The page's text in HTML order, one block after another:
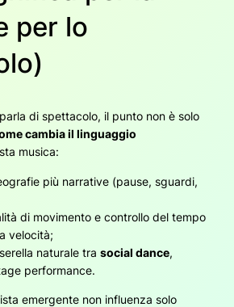
per lo
di spettacolo, il punto non è solo
cambia il linguaggio
musica:
più narrative (pause, sguardi,
di movimento e controllo del tempo
velocità;
naturale tra social dance,
performance.
emergente non influenza solo